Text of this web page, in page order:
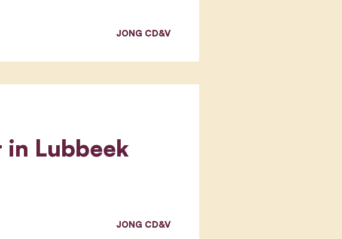
JONG CD&V
in Lubbeek
JONG CD&V